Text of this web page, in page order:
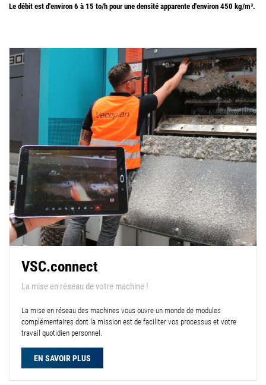
Le débit est d'environ 6 à 15 to/h pour une densité apparente d'environ 450 kg/m³.
VSC.connect
La mise en réseau de votre machine !
La mise en réseau des machines vous ouvre un monde de modules
complémentaires dont la mission est de faciliter vos processus et votre
travail quotidien personnel.
EN SAVOIR PLUS